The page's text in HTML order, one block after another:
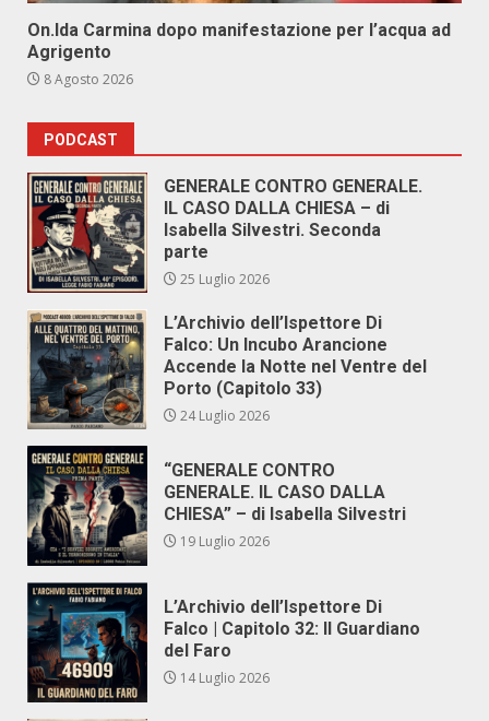
On.Ida Carmina dopo manifestazione per l’acqua ad
Agrigento
8 Agosto 2026
PODCAST
GENERALE CONTRO GENERALE.
IL CASO DALLA CHIESA – di
Isabella Silvestri. Seconda
parte
25 Luglio 2026
L’Archivio dell’Ispettore Di
Falco: Un Incubo Arancione
Accende la Notte nel Ventre del
Porto (Capitolo 33)
24 Luglio 2026
“GENERALE CONTRO
GENERALE. IL CASO DALLA
CHIESA” – di Isabella Silvestri
19 Luglio 2026
L’Archivio dell’Ispettore Di
Falco | Capitolo 32: Il Guardiano
del Faro
14 Luglio 2026